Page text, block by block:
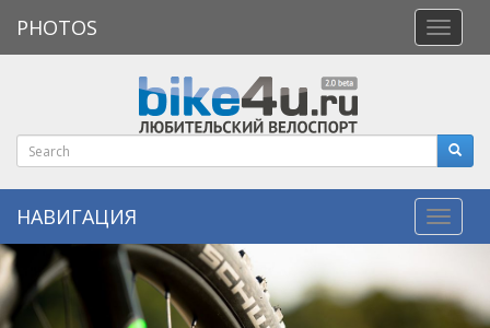
меню
PHOTOS
НАВИГАЦИЯ